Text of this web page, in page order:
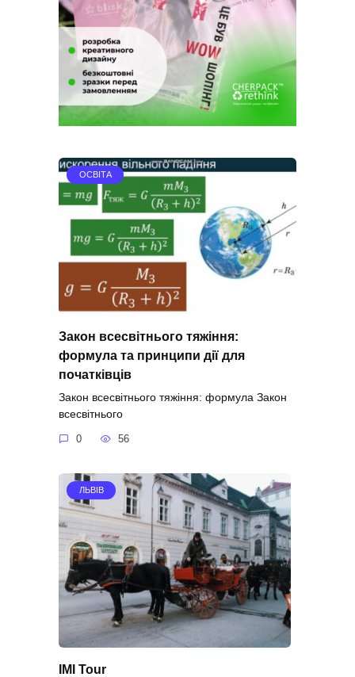
ОСВІТА
Закон всесвітнього тяжіння:
формула та принципи дії для
початківців
Закон всесвітнього тяжіння: формула Закон
всесвітнього
0 56
ЛЬВІВ
IMI Tour